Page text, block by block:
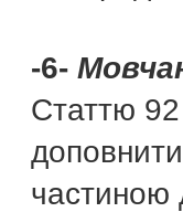
-6-
Статтю 92
доповнити
частиною